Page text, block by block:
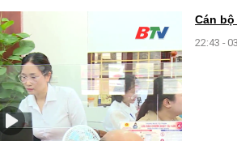
Cán
22:43 -